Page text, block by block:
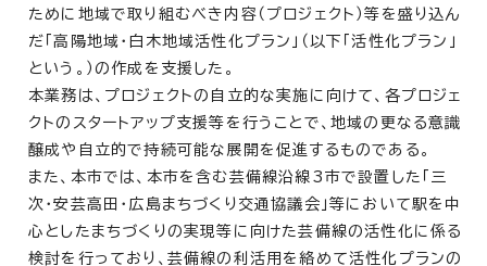
ために地域で取り組むべき内容（プロジェクト）等を盛り込ん
だ「高陽地域・白木地域活性化プラン」（以下「活性化プラン」
という。）の作成を支援した。
本業務は、プロジェクトの自立的な実施に向けて、各プロジェ
クトのスタートアップ支援等を行うことで、地域の更なる意識
醸成や自立的で持続可能な展開を促進するものである。
また、本市では、本市を含む芸備線沿線3市で設置した「三
次・安芸高田・広島まちづくり交通協議会」等において駅を中
心としたまちづくりの実現等に向けた芸備線の活性化に係る
検討を行っており、芸備線の利活用を絡めて活性化プランの